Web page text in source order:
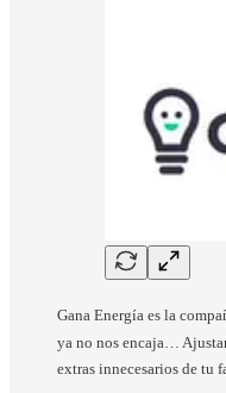
Gana Energía es la
ya no nos encaja…
extras innecesarios de tu